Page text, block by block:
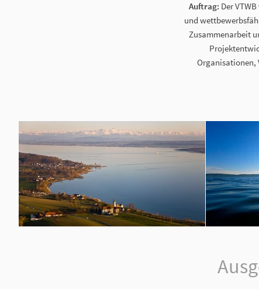
Auftrag: Der
und
Zusammenarbeit
Organisationen,